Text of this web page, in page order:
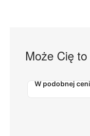
Może Cię
W podobnej